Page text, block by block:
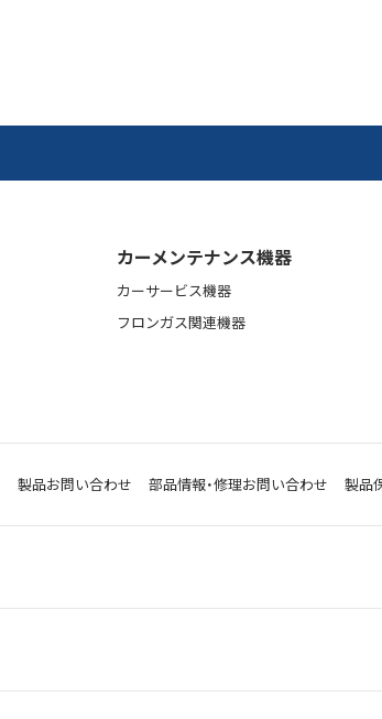
カーメンテナンス機器
カーサービス機器
フロンガス関連機器
製品お問い合わせ 部品情報・修理お問い合わせ 製品